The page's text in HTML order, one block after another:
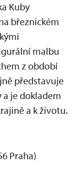
Kuby
březnickém
malbu
z období
představuje
je dokladem
a k životu.
Praha)